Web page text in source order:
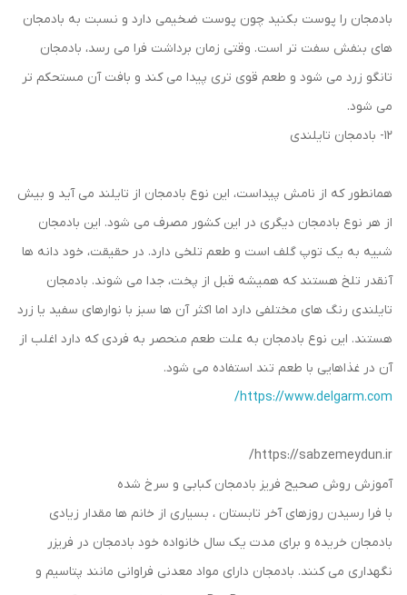
بادمجان را پوست بکنید چون پوست ضخیمی دارد و نسبت به بادمجان
های بنفش سفت تر است. وقتی زمان برداشت فرا می رسد، بادمجان
تانگو زرد می ‌شود و طعم قوی تری پیدا می کند و بافت آن مستحکم تر
می شود.
12- بادمجان تایلندی
همانطور که از نامش پیداست، این نوع بادمجان از تایلند می ‌آید و بیش
از هر نوع بادمجان دیگری در این کشور مصرف می شود. این بادمجان
شبیه به یک توپ گلف است و طعم تلخی دارد. در حقیقت، خود دانه‌ ها
آنقدر تلخ هستند که همیشه قبل از پخت، جدا می ‌شوند. بادمجان
تایلندی رنگ ‌های مختلفی دارد اما اکثر آن ‌ها سبز با نوارهای سفید یا زرد
هستند. این نوع بادمجان به علت طعم منحصر به فردی که دارد اغلب از
آن در غذاهایی با طعم تند استفاده می شود.
https://www.delgarm.com/
https://sabzemeydun.ir/
آموزش روش صحیح فریز بادمجان کبابی و سرخ شده
با فرا رسیدن روزهای آخر تابستان ، بسیاری از خانم ها مقدار زیادی
بادمجان خریده و برای مدت یک سال خانواده خود بادمجان در فریزر
نگهداری می کنند. بادمجان دارای مواد معدنی فراوانی مانند پتاسیم و